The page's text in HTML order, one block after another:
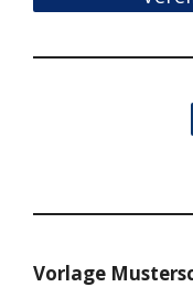
Vorlage